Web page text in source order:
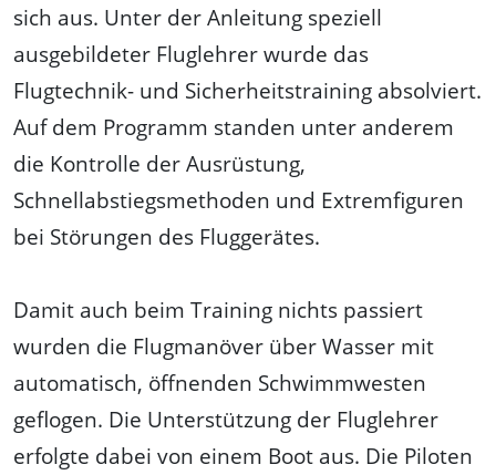
sich aus. Unter der Anleitung speziell
ausgebildeter Fluglehrer wurde das
Flugtechnik- und Sicherheitstraining absolviert.
Auf dem Programm standen unter anderem
die Kontrolle der Ausrüstung,
Schnellabstiegsmethoden und Extremfiguren
bei Störungen des Fluggerätes.
Damit auch beim Training nichts passiert
wurden die Flugmanöver über Wasser mit
automatisch, öffnenden Schwimmwesten
geflogen. Die Unterstützung der Fluglehrer
erfolgte dabei von einem Boot aus. Die Piloten